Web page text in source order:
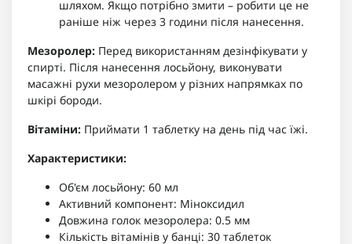
шляхом. Якщо потрібно змити – робити це не
раніше ніж через 3 години після нанесення.
Мезоролер: Перед використанням дезінфікувати у
спирті. Після нанесення лосьйону, виконувати
масажні рухи мезоролером у різних напрямках по
шкірі бороди.
Вітаміни: Приймати 1 таблетку на день під час їжі.
Характеристики:
Об'єм лосьйону: 60 мл
Активний компонент: Міноксидил
Довжина голок мезоролера: 0.5 мм
Кількість вітамінів у банці: 30 таблеток